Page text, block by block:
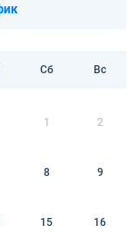
Сб Вс
1 2
8 9
15 16